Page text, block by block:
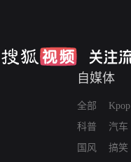
自媒体
全部
科普
国风
Kpop
汽车
搞笑